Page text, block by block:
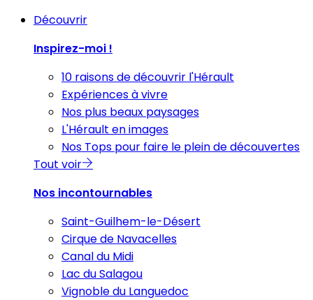
Découvrir
Inspirez-moi !
10 raisons de découvrir l'Hérault
Expériences à vivre
Nos plus beaux paysages
L'Hérault en images
Nos Tops pour faire le plein de découvertes
Tout voir
Nos incontournables
Saint-Guilhem-le-Désert
Cirque de Navacelles
Canal du Midi
Lac du Salagou
Vignoble du Languedoc